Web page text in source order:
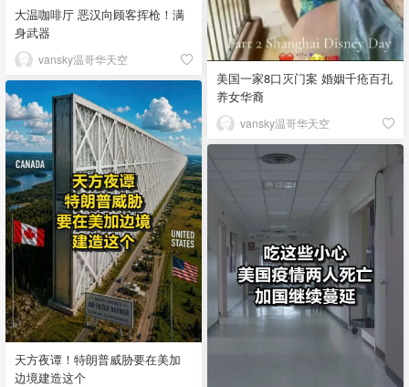
美国一家8口灭门案 婚姻千疮百孔
养女华裔
vansky温哥华天空
大温咖啡厅 恶汉向顾客挥枪！满
身武器
vansky温哥华天空
天方夜谭！特朗普威胁要在美加
边境建造这个